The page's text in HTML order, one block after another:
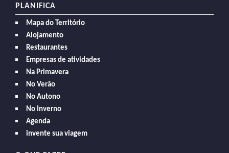
PLANIFICA
Mapa do Território
Alojamento
Restaurantes
Empresas de atividades
Na Primavera
No Verão
No Autono
No Inverno
Agenda
invente sua viagem